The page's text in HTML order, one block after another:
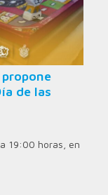
de las
19:00 horas, en